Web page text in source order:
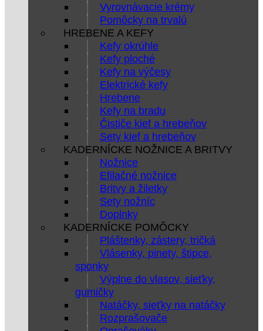
Vyrovnávacie krémy
Pomôcky na trvalú
HREBENE A KEFY
Kefy okrúhle
Kefy ploché
Kefy na výčesy
Elektrické kefy
Hrebene
Kefy na bradu
Čističe kief a hrebeňov
Sety kief a hrebeňov
KADERNÍCKE NOŽNICE A BRITVY
Nožnice
Efilačné nožnice
Britvy a žiletky
Sety nožníc
Doplnky
KADERNÍCKE POMÔCKY
Pláštenky, zástery, tričká
Vlásenky, pinety, štipce,
sponky
Výplne do vlasov, sieťky,
gumičky
Natáčky, sieťky na natáčky
Rozprašovače